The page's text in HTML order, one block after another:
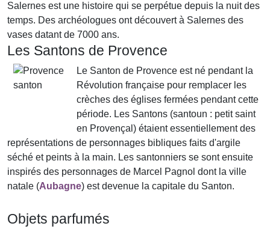
Salernes est une histoire qui se perpétue depuis la nuit des
temps. Des archéologues ont découvert à Salernes des
vases datant de 7000 ans.
Les Santons de Provence
Le Santon de Provence est né pendant la
Révolution française pour remplacer les
crèches des églises fermées pendant cette
période. Les Santons (santoun : petit saint
en Provençal) étaient essentiellement des
représentations de personnages bibliques faits d'argile
séché et peints à la main. Les santonniers se sont ensuite
inspirés des personnages de Marcel Pagnol dont la ville
natale (Aubagne) est devenue la capitale du Santon.
Objets parfumés